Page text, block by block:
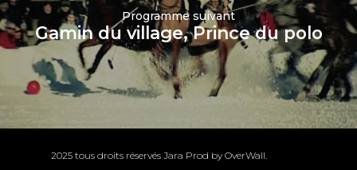
Programme suivant
Gamin du village, Prince du polo
2025 tous droits réservés Jara Prod by OverWall